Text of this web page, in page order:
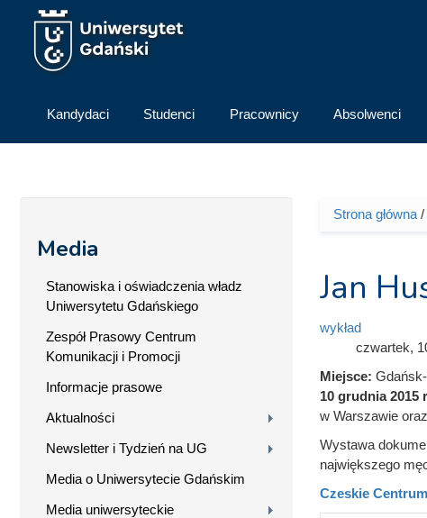
Przejdź do treści
Kandydaci Studenci Pracownicy Absolwenci
Media
Stanowiska i oświadczenia władz
Uniwersytetu Gdańskiego
Zespół Prasowy Centrum
Komunikacji i Promocji
Informacje prasowe
Aktualności
Newsletter i Tydzień na UG
Media o Uniwersytecie Gdańskim
Media uniwersyteckie
Jesteś
Strona główna/
Jan
wykład
czwartek,
Miejsce:
10 grudnia 2015
w Warszawie
Wystawa
największego
Czeskie